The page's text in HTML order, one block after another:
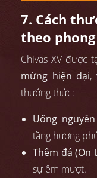
7. Cách
theo
Chivas XV được
mừng hiện đại,
thưởng thức:
Uống
tầng hương
Thêm đá (On
sự êm mượt.